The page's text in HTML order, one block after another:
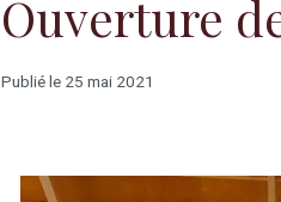
Ouverture
Publié le 25 mai 2021